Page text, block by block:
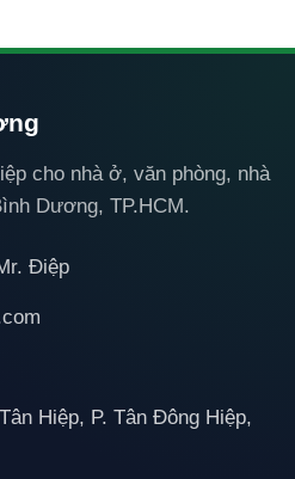
cho nhà ở, văn phòng, nhà
Dương, TP.HCM.
Điệp
Hiệp, P. Tân Đông Hiệp,